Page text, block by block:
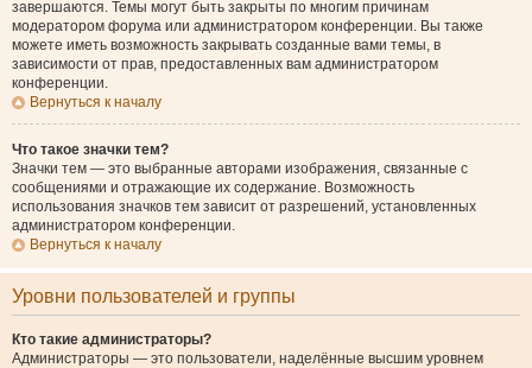
завершаются. Темы могут быть закрыты по многим причинам
модератором форума или администратором конференции. Вы также
можете иметь возможность закрывать созданные вами темы, в
зависимости от прав, предоставленных вам администратором
конференции.
Вернуться к началу
Что такое значки тем?
Значки тем — это выбранные авторами изображения, связанные с
сообщениями и отражающие их содержание. Возможность
использования значков тем зависит от разрешений, установленных
администратором конференции.
Вернуться к началу
Уровни пользователей и группы
Кто такие администраторы?
Администраторы — это пользователи, наделённые высшим уровнем